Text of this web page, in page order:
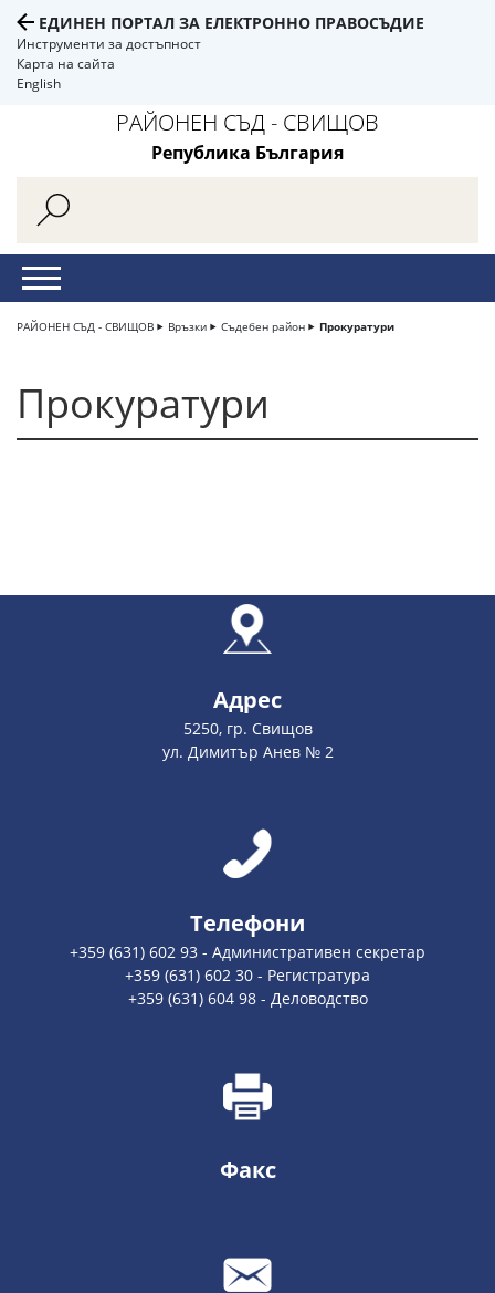
ЕДИНЕН ПОРТАЛ ЗА ЕЛЕКТРОННО ПРАВОСЪДИЕ
Инструменти за достъпност
Карта на сайта
English
РАЙОНЕН СЪД - СВИЩОВ
Република България
РАЙОНЕН СЪД - СВИЩОВ Връзки Съдебен район Прокуратури
Прокуратури
Адрес
5250, гр. Свищов
ул. Димитър Анев № 2
Телефони
+359 (631) 602 93 - Административен секретар
+359 (631) 602 30 - Регистратура
+359 (631) 604 98 - Деловодство
Факс